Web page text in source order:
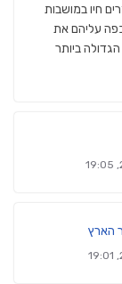
חיו במושבות
כפה עליהם את
ביותר
הארץ